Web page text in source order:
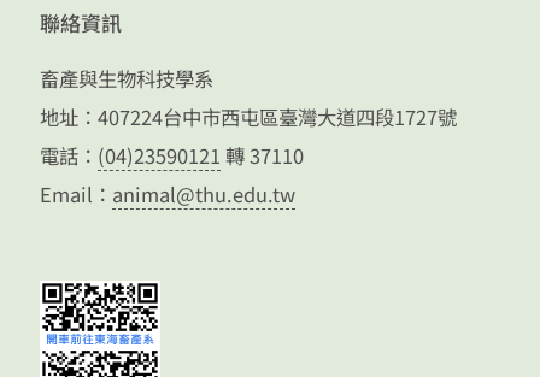
聯絡資訊
畜產與生物科技學系
地址：407224台中市西屯區臺灣大道四段1727號
電話： (04)23590121 轉 37110
Email： animal@thu.edu.tw